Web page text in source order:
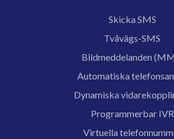
Skicka SMS
Tvåvägs-SMS
Bildmeddelanden
Automatiska
Dynamiska
Programmerbar IVR
Virtuella